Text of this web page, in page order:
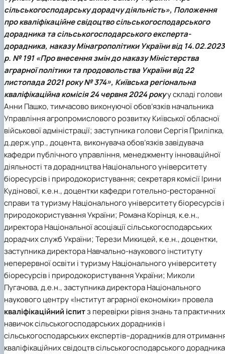
сільськогосподарську дорадчу діяльність», Положення
про кваліфікаційне свідоцтво сільськогосподарського
дорадника та сільськогосподарського експерта-
дорадника, наказу Мінагрополітики України від 14.02.2023
р. № 191 «Про внесення змін до наказу Міністерства
аграрної політики та продовольства України від 22
листопада 2021 року № 374», Київська регіональна
кваліфікаційна комісія 24 червня 2024 рокуу складі голови
Анни Пашко, тимчасово виконуючої обов’язків начальника
Управління агропромислового розвитку Київської обласної
військової адміністрації; заступника головиСергія Приліпка,
д.держ.упр., доцента, виконувача обов’язків завідувача
кафедри публічного управління, менеджменту інноваційної
діяльності та дорадництва Національного університету
біоресурсів і природокористування; секретаря комісіїІрини
Кудінової, к.е.н., доцентки кафедри готельно-ресторанної
справи та туризму Національного університету біоресурсів і
природокористування України; Романа Корінця, к.е.н.,
директора Національної асоціації сільськогосподарських
дорадчих служб України; Терези Микицей, к.е.н., доцентки,
заступника директора Навчально-наукового інституту
неперервної освіти і туризму Національного університету
біоресурсів і природокористування України; Миколи
Пугачова, д.е.н., заступника директора Національного
наукового центру «Інститут аграрної економіки» провела
кваліфікаційний іспитз перевірки рівня знань та практичних
навичок сільськогосподарських дорадників і
сільськогосподарських експертів–дорадників для
кваліфікаційних свідоцтв сільськогосподарського дорадника